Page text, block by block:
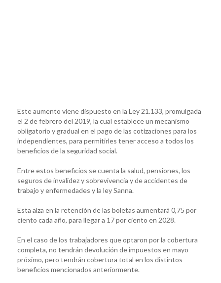
Este aumento viene dispuesto en la Ley 21.133, promulgada
el 2 de febrero del 2019, la cual establece un mecanismo
obligatorio y gradual en el pago de las cotizaciones para los
independientes, para permitirles tener acceso a todos los
beneficios de la seguridad social.
Entre estos beneficios se cuenta la salud, pensiones, los
seguros de invalidez y sobrevivencia y de accidentes de
trabajo y enfermedades y la ley Sanna.
Esta alza en la retención de las boletas aumentará 0,75 por
ciento cada año, para llegar a 17 por ciento en 2028.
En el caso de los trabajadores que optaron por la cobertura
completa, no tendrán devolución de impuestos en mayo
próximo, pero tendrán cobertura total en los distintos
beneficios mencionados anteriormente.